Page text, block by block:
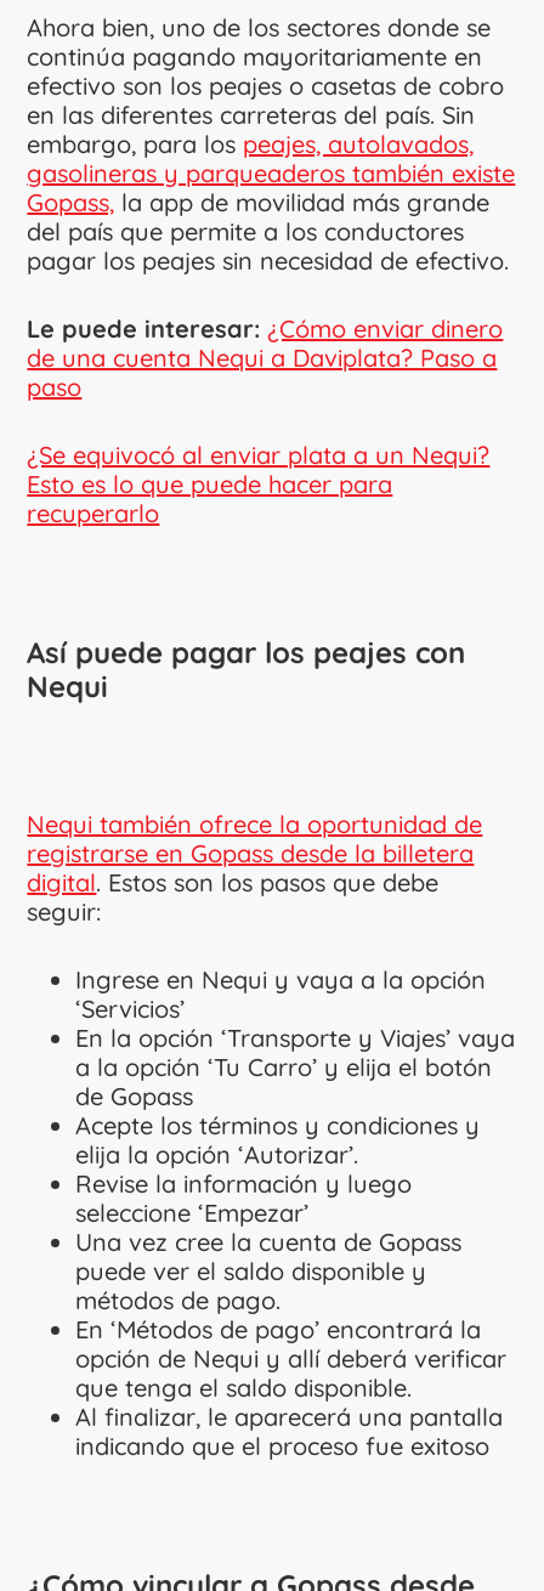
Ahora bien, uno de los sectores donde se
continúa pagando mayoritariamente en
efectivo son los peajes o casetas de cobro
en las diferentes carreteras del país. Sin
embargo, para los peajes, autolavados,
gasolineras y parqueaderos también existe
Gopass, la app de movilidad más grande
del país que permite a los conductores
pagar los peajes sin necesidad de efectivo.
Le puede interesar: ¿Cómo enviar dinero
de una cuenta Nequi a Daviplata? Paso a
paso
¿Se equivocó al enviar plata a un Nequi?
Esto es lo que puede hacer para
recuperarlo
Así puede pagar los peajes con
Nequi
Nequi también ofrece la oportunidad de
registrarse en Gopass desde la billetera
digital. Estos son los pasos que debe
seguir:
Ingrese en Nequi y vaya a la opción
‘Servicios’
En la opción ‘Transporte y Viajes’ vaya
a la opción ‘Tu Carro’ y elija el botón
de Gopass
Acepte los términos y condiciones y
elija la opción ‘Autorizar’.
Revise la información y luego
seleccione ‘Empezar’
Una vez cree la cuenta de Gopass
puede ver el saldo disponible y
métodos de pago.
En ‘Métodos de pago’ encontrará la
opción de Nequi y allí deberá verificar
que tenga el saldo disponible.
Al finalizar, le aparecerá una pantalla
indicando que el proceso fue exitoso